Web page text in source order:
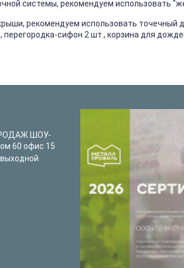
системы, рекомендуем использовать
рекомендуем использовать точечный
сифон 2 шт., корзина для
ШОУ-
60 офис 15